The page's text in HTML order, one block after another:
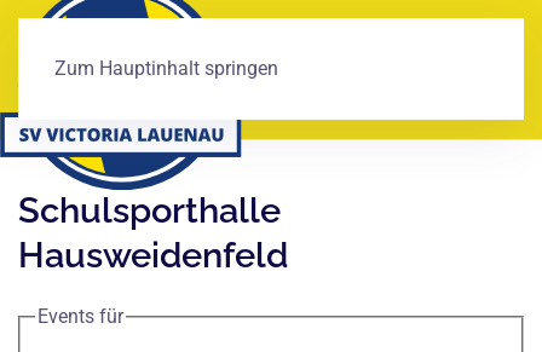
Zum Hauptinhalt springen
Schulsporthalle
Hausweidenfeld
Events für